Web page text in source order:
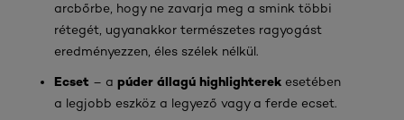
arcbőrbe, hogy ne zavarja meg a smink többi
rétegét, ugyanakkor természetes ragyogást
eredményezzen, éles szélek nélkül.
Ecset – a púder állagú highlighterek esetében
a legjobb eszköz a legyező vagy a ferde ecset.